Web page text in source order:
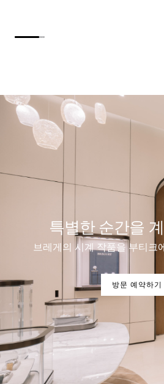
특별한 순간을
브레게의 시계 작품을 부티크
방문 예약하기